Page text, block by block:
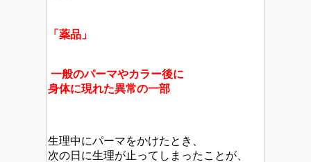
「薬品」
一般のパーマやカラー後に
身体に現れた異常の一部
生理中にパーマをかけたとき、
次の日に生理が止ってしまったことが、